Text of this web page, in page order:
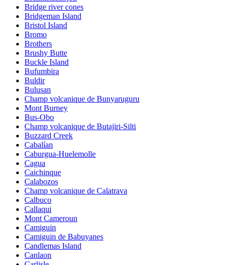
Bridge river cones
Bridgeman Island
Bristol Island
Bromo
Brothers
Brushy Butte
Buckle Island
Bufumbira
Buldir
Bulusan
Champ volcanique de Bunyaruguru
Mont Burney
Bus-Obo
Champ volcanique de Butajiri-Silti
Buzzard Creek
Cabalían
Caburgua-Huelemolle
Cagua
Caichinque
Calabozos
Champ volcanique de Calatrava
Calbuco
Callaqui
Mont Cameroun
Camiguin
Camiguin de Babuyanes
Candlemas Island
Canlaon